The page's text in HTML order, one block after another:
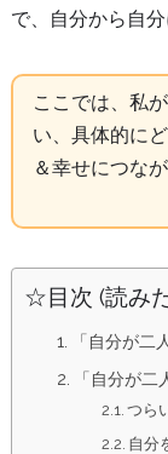
で、自分から自
ここでは、私
い、具体的に
＆幸せにつな
☆目次 (読み
「自分が二
「自分が
つら
自分